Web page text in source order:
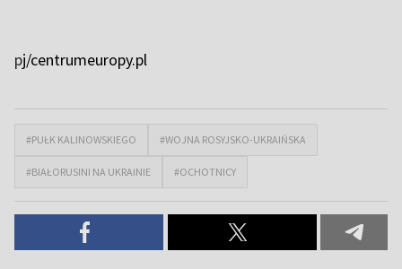
pj/centrumeuropy.pl
#PUŁK KALINOWSKIEGO #WOJNA ROSYJSKO-UKRAIŃSKA
#BIAŁORUSINI NA UKRAINIE #OCHOTNICY